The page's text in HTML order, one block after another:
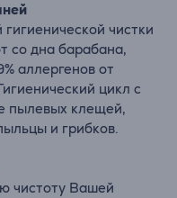
чистки
со дна барабана,
аллергенов от
цикл с
пылевых клещей,
и грибков.
чистоту Вашей